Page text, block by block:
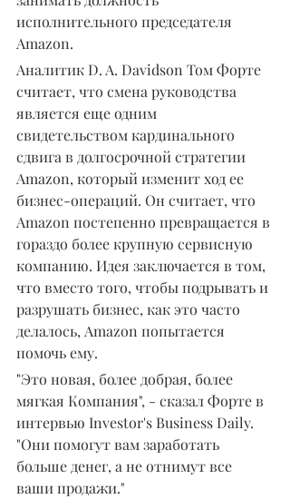
исполнительного председателя
Amazon.
Аналитик D. A. Davidson Том Форте
считает, что смена руководства
является еще одним
свидетельством кардинального
сдвига в долгосрочной стратегии
Amazon, который изменит ход ее
бизнес-операций. Он считает, что
Amazon постепенно превращается в
гораздо более крупную сервисную
компанию. Идея заключается в том,
что вместо того, чтобы подрывать и
разрушать бизнес, как это часто
делалось, Amazon попытается
помочь ему.
"Это новая, более добрая, более
мягкая Компания", - сказал Форте в
интервью Investor's Business Daily.
"Они помогут вам заработать
больше денег, а не отнимут все
ваши продажи."